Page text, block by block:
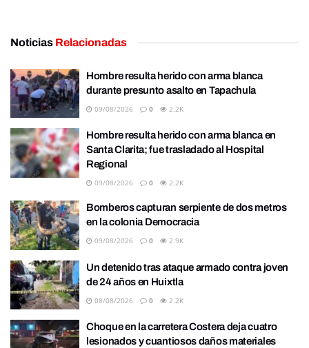
Noticias Relacionadas
Hombre resulta herido con arma blanca
durante presunto asalto en Tapachula
09/08/2026 0 2.2K
Hombre resulta herido con arma blanca en
Santa Clarita; fue trasladado al Hospital
Regional
09/08/2026 0 2.2K
Bomberos capturan serpiente de dos metros
en la colonia Democracia
09/08/2026 0 2.9K
Un detenido tras ataque armado contra joven
de 24 años en Huixtla
08/08/2026 0 2.2K
Choque en la carretera Costera deja cuatro
lesionados y cuantiosos daños materiales